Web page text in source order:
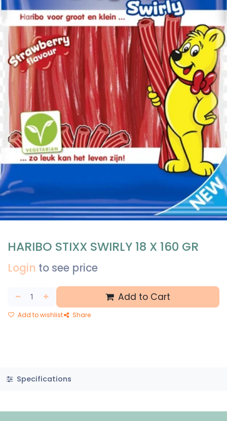
HARIBO STIXX SWIRLY 18 X 160 GR
Login to see price
Add to Cart
Add to wishlist Share
Specifications